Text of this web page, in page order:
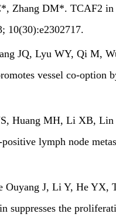
Zhang DM*. TCAF2 in
10(30):e2302717.
JQ, Lyu WY, Qi M,
vessel co-option
Huang MH, Li XB,
lymph node
Ouyang J, Li Y, He YX,
suppresses the